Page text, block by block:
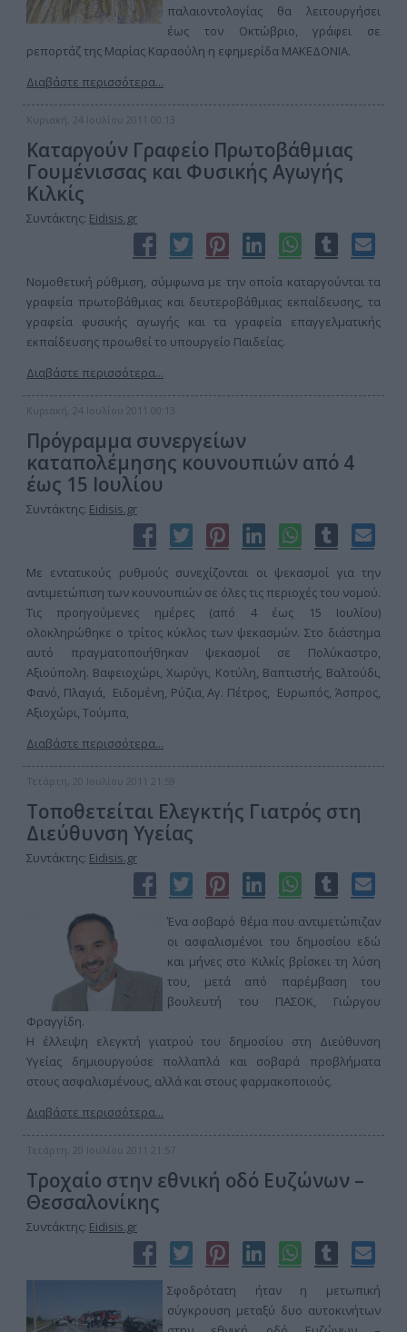
παλαιοντολογίας θα λειτουργήσει
έως τον Οκτώβριο, γράφει σε
ρεπορτάζ της Μαρίας Καραούλη η εφημερίδα ΜΑΚΕΔΟΝΙΑ.
Διαβάστε περισσότερα...
Κυριακή, 24 Ιουλίου 2011 00:13
Καταργούν Γραφείο Πρωτοβάθμιας
Γουμένισσας και Φυσικής Αγωγής
Κιλκίς
Συντάκτης: Eidisis.gr
Νομοθετική ρύθμιση, σύμφωνα με την οποία καταργούνται τα
γραφεία πρωτοβάθμιας και δευτεροβάθμιας εκπαίδευσης, τα
γραφεία φυσικής αγωγής και τα γραφεία επαγγελματικής
εκπαίδευσης προωθεί το υπουργείο Παιδείας.
Διαβάστε περισσότερα...
Κυριακή, 24 Ιουλίου 2011 00:13
Πρόγραμμα συνεργείων
καταπολέμησης κουνουπιών από 4
έως 15 Ιουλίου
Συντάκτης: Eidisis.gr
Με εντατικούς ρυθμούς συνεχίζονται οι ψεκασμοί για την
αντιμετώπιση των κουνουπιών σε όλες τις περιοχές του νομού.
Τις προηγούμενες ημέρες (από 4 έως 15 Ιουλίου)
ολοκληρώθηκε ο τρίτος κύκλος των ψεκασμών. Στο διάστημα
αυτό πραγματοποιήθηκαν ψεκασμοί σε Πολύκαστρο,
Αξιούπολη. Βαφειοχώρι, Χωρύγι, Κοτύλη, Βαπτιστής, Βαλτούδι,
Φανό, Πλαγιά, Ειδομένη, Ρύζια, Αγ. Πέτρος, Ευρωπός, Άσπρος,
Αξιοχώρι, Τούμπα,
Διαβάστε περισσότερα...
Τετάρτη, 20 Ιουλίου 2011 21:59
Τοποθετείται Ελεγκτής Γιατρός στη
Διεύθυνση Υγείας
Συντάκτης: Eidisis.gr
Ένα σοβαρό θέμα που αντιμετώπιζαν
οι ασφαλισμένοι του δημοσίου εδώ
και μήνες στο Κιλκίς βρίσκει τη λύση
του, μετά από παρέμβαση του
βουλευτή του ΠΑΣΟΚ, Γιώργου
Φραγγίδη.
Η έλλειψη ελεγκτή γιατρού του δημοσίου στη Διεύθυνση
Υγείας δημιουργούσε πολλαπλά και σοβαρά προβλήματα
στους ασφαλισμένους, αλλά και στους φαρμακοποιούς.
Διαβάστε περισσότερα...
Τετάρτη, 20 Ιουλίου 2011 21:57
Τροχαίο στην εθνική οδό Ευζώνων –
Θεσσαλονίκης
Συντάκτης: Eidisis.gr
Σφοδρότατη ήταν η μετωπική
σύγκρουση μεταξύ δυο αυτοκινήτων